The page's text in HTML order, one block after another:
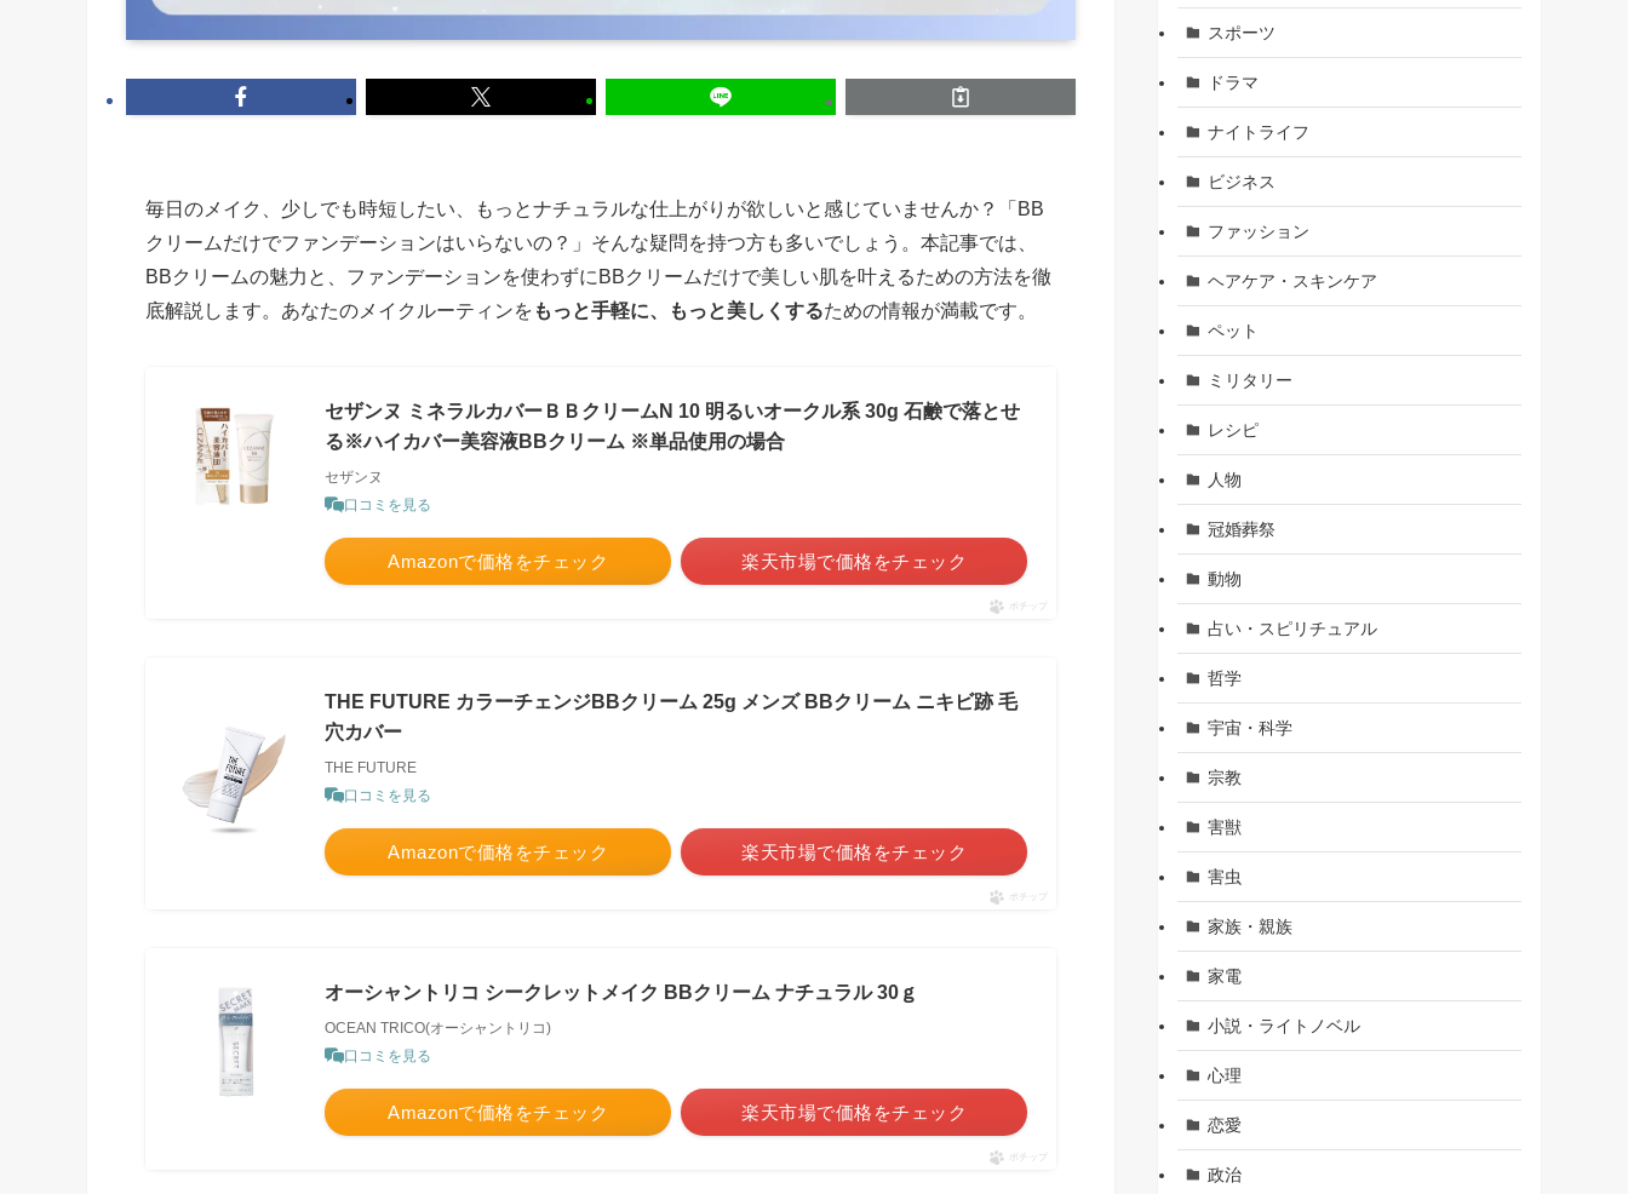
毎日のメイク、少しでも時短したい、もっとナチュラルな仕上がりが欲しいと感じていませんか？「BB
クリームだけでファンデーションはいらないの？」そんな疑問を持つ方も多いでしょう。本記事では、
BBクリームの魅力と、ファンデーションを使わずにBBクリームだけで美しい肌を叶えるための方法を徹
底解説します。あなたのメイクルーティンを もっと手軽に、もっと美しくするための情報が満載です。
セザンヌ ミネラルカバーＢＢクリームN 10 明るいオークル系 30g 石鹸で落とせ
る※ハイカバー美容液BBクリーム ※単品使用の場合
セザンヌ
口コミを見る
Amazonで価格をチェック 楽天市場で価格をチェック
ポチップ
THE FUTURE カラーチェンジBBクリーム 25g メンズ BBクリーム ニキビ跡 毛
穴カバー
THE FUTURE
口コミを見る
Amazonで価格をチェック 楽天市場で価格をチェック
ポチップ
オーシャントリコ シークレットメイク BBクリーム ナチュラル 30ｇ
OCEAN TRICO(オーシャントリコ)
口コミを見る
Amazonで価格をチェック 楽天市場で価格をチェック
ポチップ
スポーツ
ドラマ
ナイトライフ
ビジネス
ファッション
ヘアケア・スキンケア
ペット
ミリタリー
レシピ
人物
冠婚葬祭
動物
占い・スピリチュアル
哲学
宇宙・科学
宗教
害獣
害虫
家族・親族
家電
小説・ライトノベル
心理
恋愛
政治